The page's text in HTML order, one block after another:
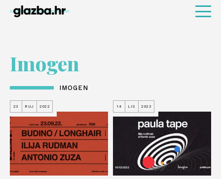
Imogen
IMOGEN
23 RUJ 2022 14 LIS 2023